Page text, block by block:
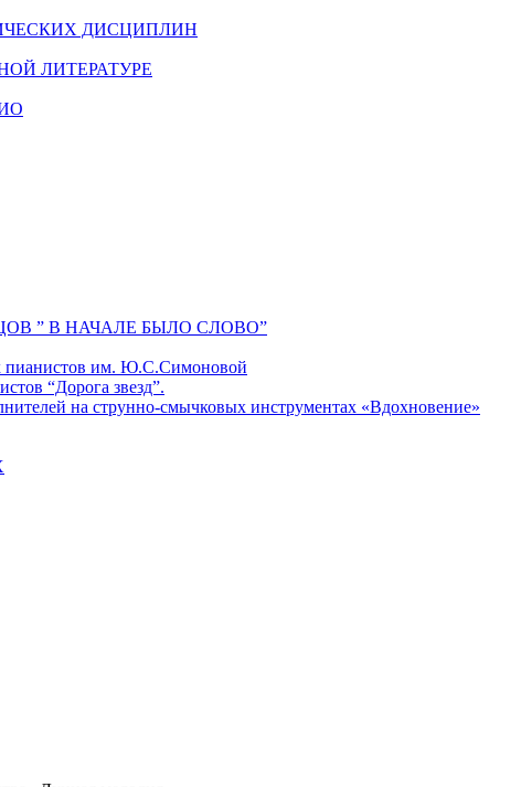
ДИСЦИПЛИН
ЛИТЕРАТУРЕ
” В НАЧАЛЕ БЫЛО СЛОВО”
пианистов им. Ю.С.Симоновой
“Дорога звезд”.
на струнно-смычковых инструментах «Вдохновение»